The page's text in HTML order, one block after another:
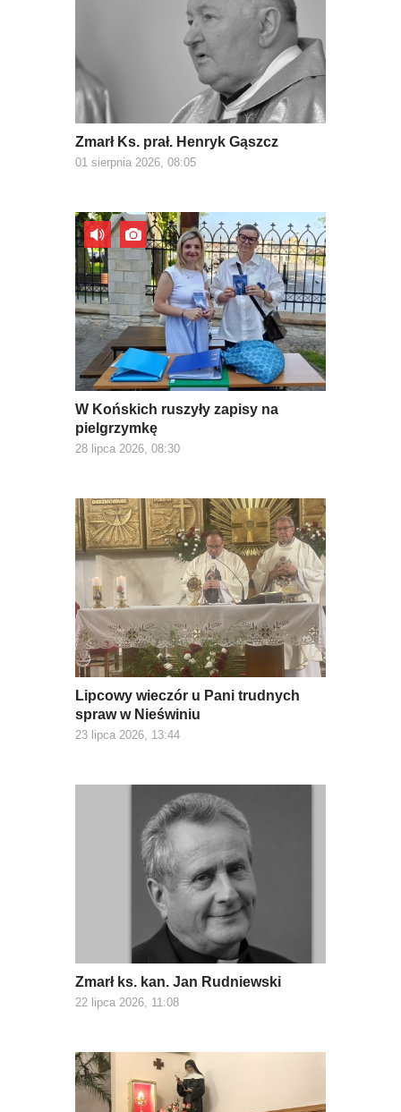
Zmarł Ks. prał. Henryk Gąszcz
01 sierpnia 2026, 08:05
W Końskich ruszyły zapisy na
pielgrzymkę
28 lipca 2026, 08:30
Lipcowy wieczór u Pani trudnych
spraw w Nieświniu
23 lipca 2026, 13:44
Zmarł ks. kan. Jan Rudniewski
22 lipca 2026, 11:08